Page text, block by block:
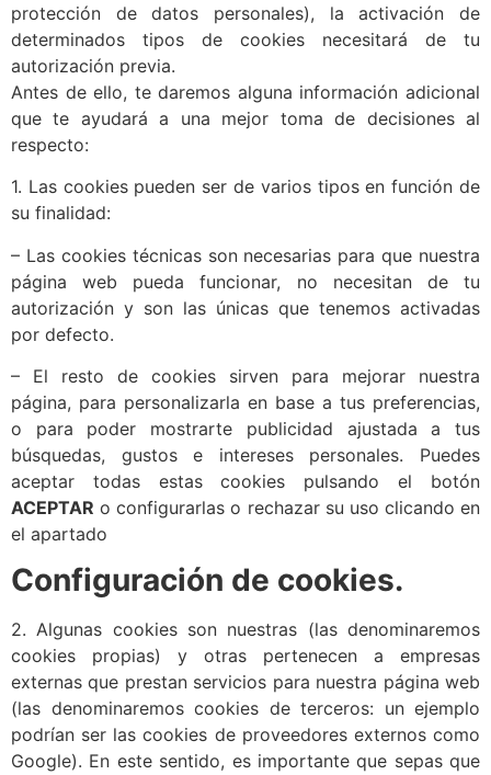
protección de datos personales), la activación de
determinados tipos de cookies necesitará de tu
autorización previa.
Antes de ello, te daremos alguna información adicional
que te ayudará a una mejor toma de decisiones al
respecto:
1. Las cookies pueden ser de varios tipos en función de
su finalidad:
– Las cookies técnicas son necesarias para que nuestra
página web pueda funcionar, no necesitan de tu
autorización y son las únicas que tenemos activadas
por defecto.
– El resto de cookies sirven para mejorar nuestra
página, para personalizarla en base a tus preferencias,
o para poder mostrarte publicidad ajustada a tus
búsquedas, gustos e intereses personales. Puedes
aceptar todas estas cookies pulsando el botón
ACEPTAR o configurarlas o rechazar su uso clicando en
el apartado
Configuración de cookies.
2. Algunas cookies son nuestras (las denominaremos
cookies propias) y otras pertenecen a empresas
externas que prestan servicios para nuestra página web
(las denominaremos cookies de terceros: un ejemplo
podrían ser las cookies de proveedores externos como
Google). En este sentido, es importante que sepas que